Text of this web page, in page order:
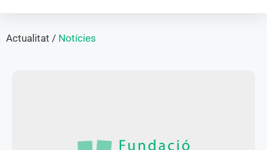
Actualitat / Notícies